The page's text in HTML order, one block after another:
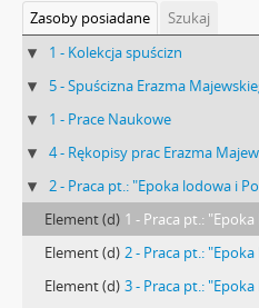
Zasoby posiadane
Szukaj
1 - Kolekcja spuścizn
5 - Spuścizna Erazma
1 - Prace Naukowe
4 - Rękopisy prac Erazma
2 - Praca pt.: "Epoka lodowa i Potop Hasis Adry jako naturalne przyczyny wędrówki narodów.
Element (d) 1 - Praca pt.: "Epoka lodowa i Potop Hasis Adry jako naturalne
Element (d) 2 - Praca pt.: "Epoka lodowa i Potop Hasis Adry jako naturalne przyczyny
Element (d) 3 - Praca pt.: "Epoka lodowa i Potop Hasis Adry jako naturalne przyczyny